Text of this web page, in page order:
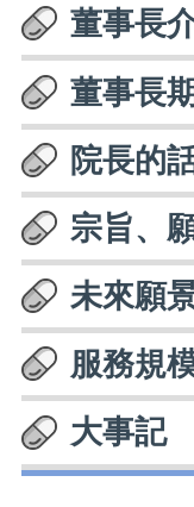
董事長
董事長
院長的
宗旨、
未來願
服務規
大事記